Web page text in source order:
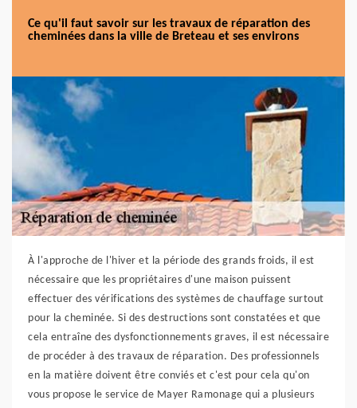
Ce qu'il faut savoir sur les travaux de réparation des
cheminées dans la ville de Breteau et ses environs
À l'approche de l'hiver et la période des grands froids, il est
nécessaire que les propriétaires d'une maison puissent
effectuer des vérifications des systèmes de chauffage surtout
pour la cheminée. Si des destructions sont constatées et que
cela entraîne des dysfonctionnements graves, il est nécessaire
de procéder à des travaux de réparation. Des professionnels
en la matière doivent être conviés et c'est pour cela qu'on
vous propose le service de Mayer Ramonage qui a plusieurs